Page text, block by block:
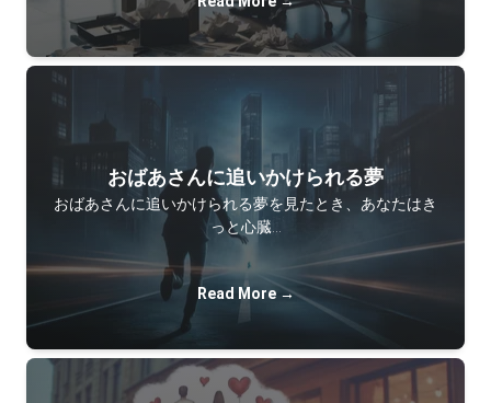
おばあさんに追いかけられる夢
おばあさんに追いかけられる夢を見たとき、あなたはき
っと心臓…
Read More →